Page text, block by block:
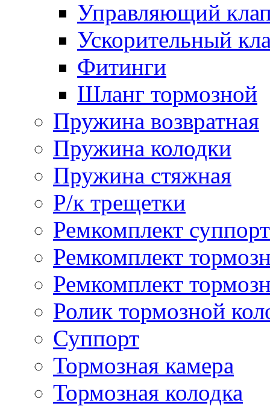
Управляющий
Ускорительный
Фитинги
Шланг тормозной
Пружина возвратная
Пружина колодки
Пружина стяжная
Р/к трещетки
Ремкомплект
Ремкомплект
Ремкомплект
Ролик тормозной
Суппорт
Тормозная камера
Тормозная колодка